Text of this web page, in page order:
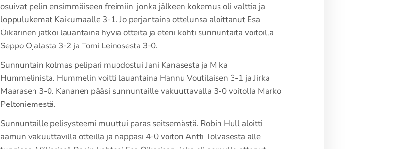
osuivat pelin ensimmäiseen freimiin, jonka jälkeen kokemus oli valttia ja
loppulukemat Kaikumaalle 3-1. Jo perjantaina ottelunsa aloittanut Esa
Oikarinen jatkoi lauantaina hyviä otteita ja eteni kohti sunnuntaita voitoilla
Seppo Ojalasta 3-2 ja Tomi Leinosesta 3-0.
Sunnuntain kolmas pelipari muodostui Jani Kanasesta ja Mika
Hummelinista. Hummelin voitti lauantaina Hannu Voutilaisen 3-1 ja Jirka
Maarasen 3-0. Kananen pääsi sunnuntaille vakuuttavalla 3-0 voitolla Marko
Peltoniemestä.
Sunnuntaille pelisysteemi muuttui paras seitsemästä. Robin Hull aloitti
aamun vakuuttavilla otteilla ja nappasi 4-0 voiton Antti Tolvasesta alle